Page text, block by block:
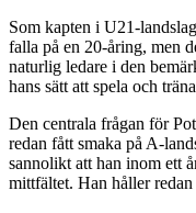
Som kapten i U21-
falla på en 20-åring, men
naturlig ledare i den
hans sätt att spela och
Den centrala frågan för
redan fått smaka på A-
sannolikt att han inom ett
mittfältet. Han håller